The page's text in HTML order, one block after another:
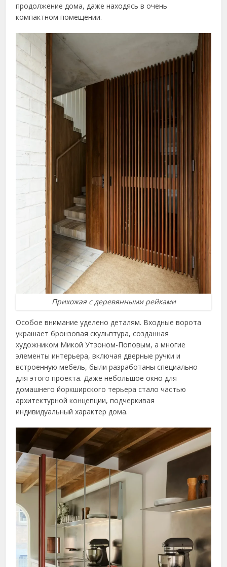
продолжение дома, даже находясь в очень
компактном помещении.
Прихожая с деревянными рейками
Особое внимание уделено деталям. Входные ворота
украшает бронзовая скульптура, созданная
художником Микой Утзоном-Поповым, а многие
элементы интерьера, включая дверные ручки и
встроенную мебель, были разработаны специально
для этого проекта. Даже небольшое окно для
домашнего йоркширского терьера стало частью
архитектурной концепции, подчеркивая
индивидуальный характер дома.